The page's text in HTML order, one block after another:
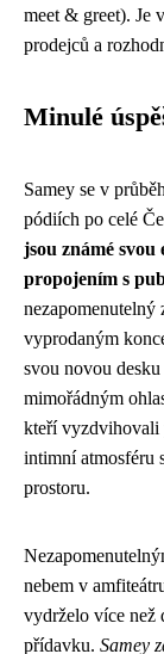
meet & greet). Je
prodejců a
Minulé
Samey se v
pódiích po celé
jsou známé
propojením s
nezapomenutelný
vyprodaným
svou novou
mimořádným
kteří vyzdvihovali
intimní atmosféru
prostoru.
nebem v
vydrželo více než
přídavku. Samey